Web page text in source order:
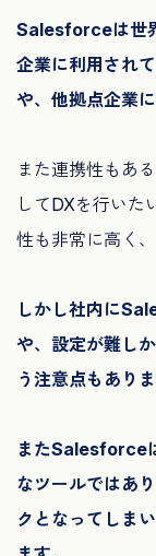
Salesforceは世
企業に利用され
や、他拠点企業
また連携性もあ
してDXを行いた
性も非常に高く
しかし社内に
や、設定が難し
う注意点もありま
またSalesforce
なツールではあ
クとなってしま